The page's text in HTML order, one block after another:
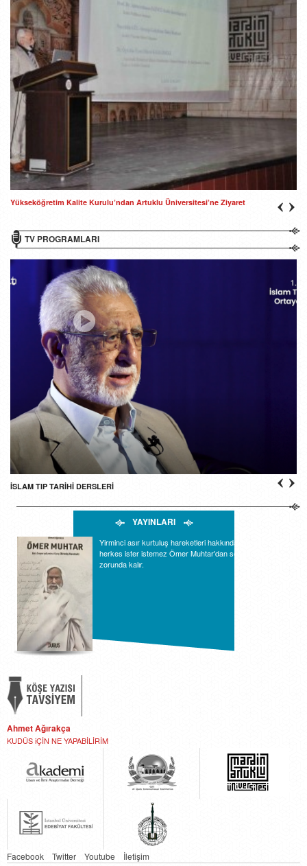
Yükseköğretim Kalite Kurulu’ndan Artuklu Üniversitesi’ne Ziyaret
TV PROGRAMLARI
İSLAM TIP TARİHİ DERSLERİ
YAYINLARI
Yirminci asır kurtuluş hareketleri hakkında yazı yazan
herkes ister istemez Ömer Muhtar'dan söz etmek
zorunda kalır.
Ahmet Ağırakça
KUDÜS iÇİN NE YAPABİLİRİM
Facebook Twitter Youtube İletişim